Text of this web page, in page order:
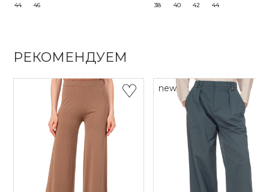
44 46 38 40 42 44
РЕКОМЕНДУЕМ
new